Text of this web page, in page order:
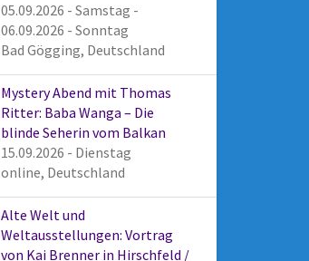
05.09.2026 - Samstag -
06.09.2026 - Sonntag
Bad Gögging, Deutschland
Mystery Abend mit Thomas
Ritter: Baba Wanga – Die
blinde Seherin vom Balkan
15.09.2026 - Dienstag
online, Deutschland
Alte Welt und
Weltausstellungen: Vortrag
von Kai Brenner in Hirschfeld /